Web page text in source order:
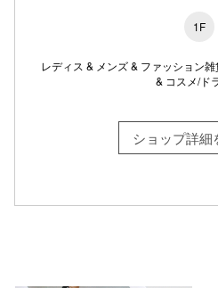
1F
レディス & メンズ & ファッション
& コスメ/ド
ショップ詳細